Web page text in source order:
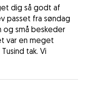
dig så godt af
passet fra søndag
og små beskeder
var en meget
tak. Vi